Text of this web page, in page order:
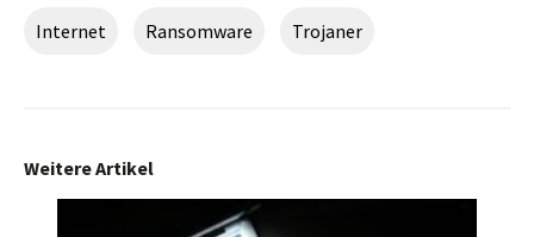
Internet Ransomware Trojaner
Weitere Artikel